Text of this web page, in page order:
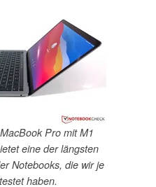
Pro mit M1
eine der längsten
Notebooks, die wir je
haben.